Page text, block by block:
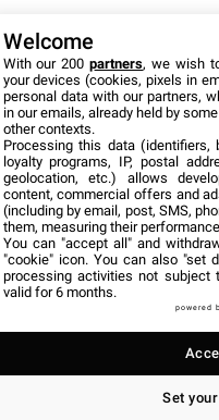
qui affecte également
de coordination
constituer un frein
lorsqu’elles ne sont
créent des mesures de
la poursuite
logique des
ne peuvent pas circuler
ne sont pas
Welcome
With our 200partners, we wish
your devices (cookies, pixels in
personal data with our partners,
in our emails, already held by
other contexts.
Processing this data (identifiers,
loyalty programs, IP, postal
geolocation, etc.) allows
content, commercial offers and
(including by email, post, SMS,
them, measuring their
You can "accept all" and
"cookie" icon. You can also "set
processing activities not subject
valid for 6 months.
powered
Set